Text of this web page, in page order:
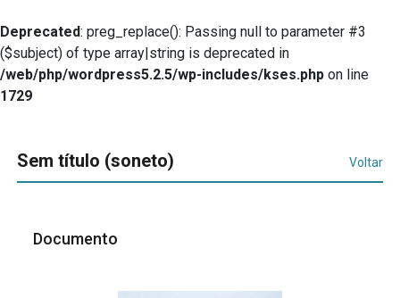
Deprecated: preg_replace(): Passing null to parameter #3
($subject) of type array|string is deprecated in
/web/php/wordpress5.2.5/wp-includes/kses.php on line
1729
Sem título (soneto) Voltar
Documento